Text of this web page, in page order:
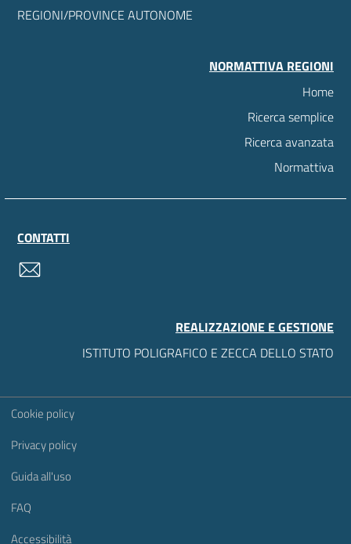
REGIONI/PROVINCE AUTONOME
NORMATTIVA REGIONI
Home
Ricerca semplice
Ricerca avanzata
Normattiva
CONTATTI
REALIZZAZIONE E GESTIONE
ISTITUTO POLIGRAFICO E ZECCA DELLO STATO
Sezione Link Utili
Cookie policy
Privacy policy
Guida all'uso
FAQ
Accessibilità